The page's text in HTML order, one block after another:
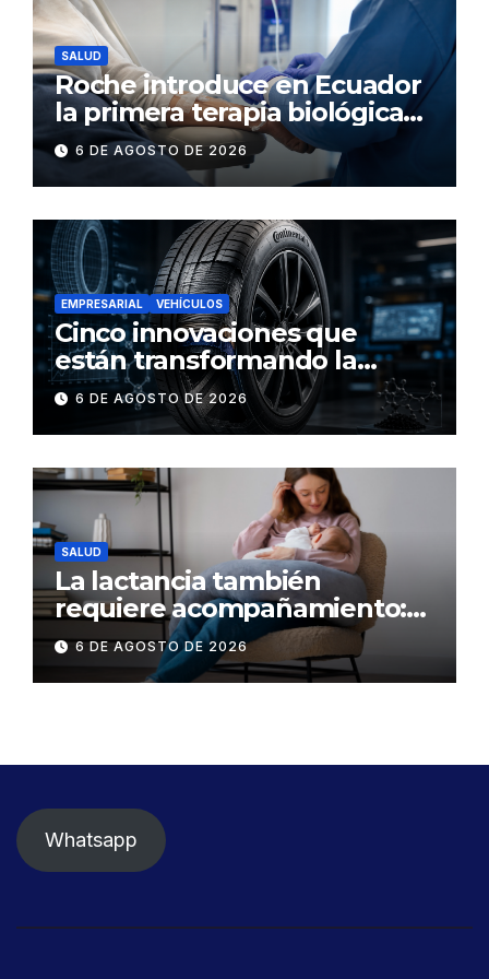
SALUD
Roche introduce en Ecuador
la primera terapia biológica
de precisión capaz de
detener el daño renal por
nefritis lúpica
6 DE AGOSTO DE 2026
EMPRESARIAL VEHÍCULOS
Cinco innovaciones que
están transformando la
industria de los neumáticos y
redefinen el futuro de la
movilidad
6 DE AGOSTO DE 2026
SALUD
La lactancia también
requiere acompañamiento:
el respaldo que necesitan la
madre y el bebé
6 DE AGOSTO DE 2026
Whatsapp